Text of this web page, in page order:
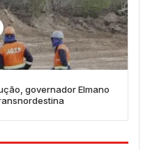
governador Elmano